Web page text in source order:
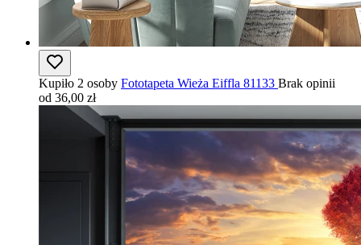
Kupiło 2 osoby Fototapeta Wieża Eiffla 81133 Brak opinii
od 36,00 zł